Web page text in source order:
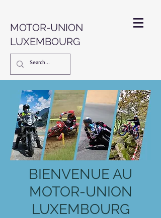
MOTOR-UNION
LUXEMBOURG
BIENVENUE AU
MOTOR-UNION
LUXEMBOURG